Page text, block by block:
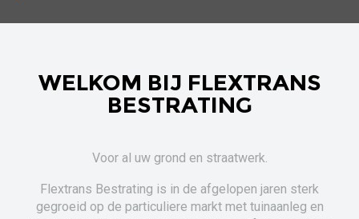
WELKOM BIJ FLEXTRANS
BESTRATING
Voor al uw grond en straatwerk.
Flextrans Bestrating is in de afgelopen jaren sterk
gegroeid op de particuliere markt met tuinaanleg en